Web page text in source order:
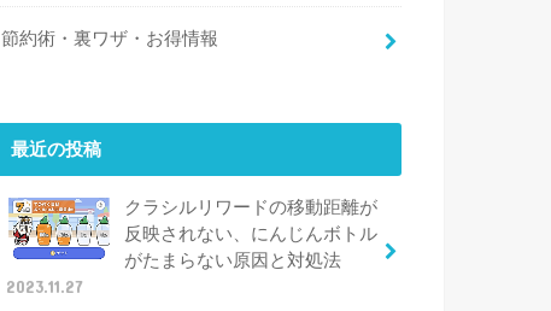
節約術・裏ワザ・お得情報
最近の投稿
クラシルリワードの移動距離が
反映されない、にんじんボトル
がたまらない原因と対処法
2023.11.27